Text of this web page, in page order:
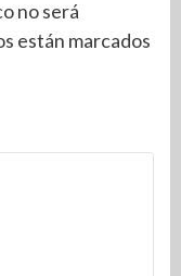
no será
están marcados